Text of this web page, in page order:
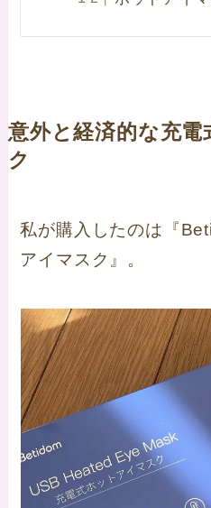
意外と経済的な充
ク
私が購入したのは『
アイマスク』。